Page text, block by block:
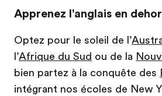
Apprenez l'anglais en
Optez pour le soleil de l’
l’Afrique du Sud ou de la
bien partez à la conquête des
intégrant nos écoles de New